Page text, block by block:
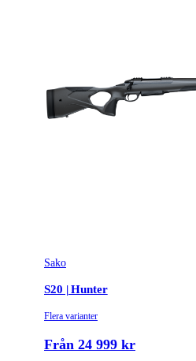
Sako
S20 | Hunter
Flera varianter
Från 24 999 kr